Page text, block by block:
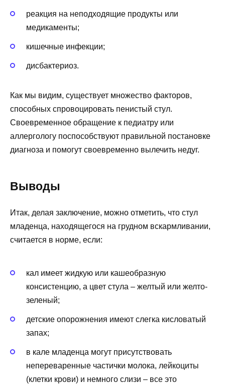
реакция на неподходящие продукты или
медикаменты;
кишечные инфекции;
дисбактериоз.
Как мы видим, существует множество факторов,
способных спровоцировать пенистый стул.
Своевременное обращение к педиатру или
аллергологу поспособствуют правильной постановке
диагноза и помогут своевременно вылечить недуг.
Выводы
Итак, делая заключение, можно отметить, что стул
младенца, находящегося на грудном вскармливании,
считается в норме, если:
кал имеет жидкую или кашеобразную
консистенцию, а цвет стула – желтый или желто-
зеленый;
детские опорожнения имеют слегка кисловатый
запах;
в кале младенца могут присутствовать
непереваренные частички молока, лейкоциты
(клетки крови) и немного слизи – все это